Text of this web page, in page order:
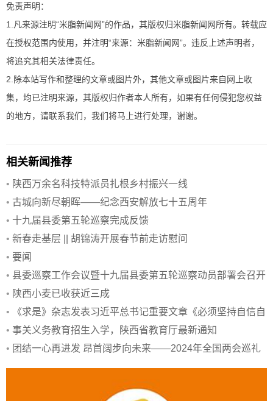
免责声明：
1.凡来源注明“米脂新闻网”的作品，其版权归米脂新闻网所有。转载应
在授权范围内使用，并注明“来源：米脂新闻网”。违反上述声明者，
将追究其相关法律责任。
2.除本站写作和整理的文章或图片外，其他文章或图片来自网上收
集，均已注明来源，其版权归作者本人所有，如果有任何侵犯您权益
的地方，请联系我们，我们将马上进行处理，谢谢。
相关新闻推荐
• 陕西万余名科技特派员扎根乡村振兴一线
• 古城向新尽朝晖——纪念西安解放七十五周年
• 十九届县委第五轮巡察完成反馈
• 新春走基层 || 胡锦涛开展春节前走访慰问
• 要闻
• 县委巡察工作会议暨十九届县委第五轮巡察动员部署会召开
• 陕西小麦已收获近三成
•
《求是》杂志发表习近平总书记重要文章《必须坚持自信自
立》
• 事关义务教育招生入学，陕西省教育厅最新通知
• 团结一心再进发 昂首阔步向未来——2024年全国两会巡礼